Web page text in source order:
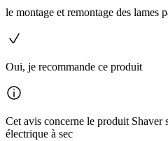
le montage et remontage des lames
Oui, je recommande ce produit
Cet avis concerne le produit Shaver
électrique à sec